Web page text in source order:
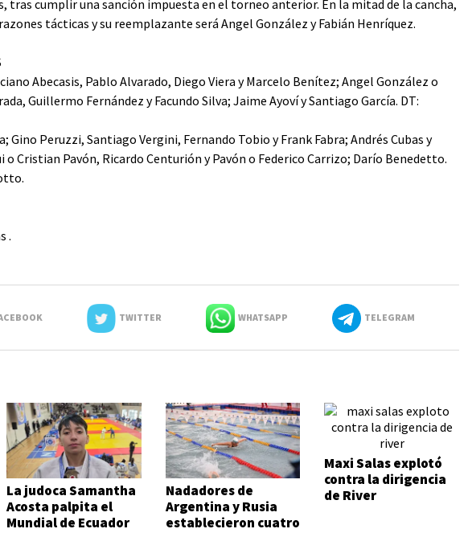
tras cumplir una sanción impuesta en el torneo anterior. En la mitad de la cancha,
tácticas y su reemplazante será Angel González y Fabián Henríquez.
Abecasis, Pablo Alvarado, Diego Viera y Marcelo Benítez; Angel González o
Guillermo Fernández y Facundo Silva; Jaime Ayoví y Santiago García. DT:
Gino Peruzzi, Santiago Vergini, Fernando Tobio y Frank Fabra; Andrés Cubas y
o Cristian Pavón, Ricardo Centurión y Pavón o Federico Carrizo; Darío Benedetto.
.
TWITTER WHATSAPP TELEGRAM
La judoca Samantha
Acosta palpita el
Mundial de Ecuador
Nadadores de
Argentina y Rusia
establecieron cuatro
Maxi Salas explotó
contra la dirigencia
de River